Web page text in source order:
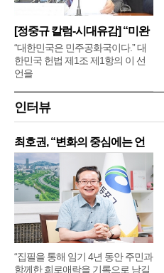
[정중규 칼럼-시대유감] “미완
“대한민국은 민주공화국이다.” 대
한민국 헌법 제1조 제1항의 이 선
언을
인터뷰
최호권, “변화의 중심에는 언
제
“집필을 통해 임기 4년 동안 주민과
함께한 희로애락을 기록으로 남길